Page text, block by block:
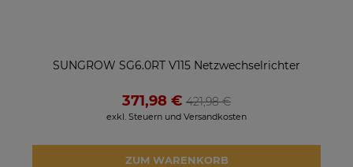
SUNGROW SG6.0RT V115 Netzwechselrichter
371,98 € 421,98 €
exkl. Steuern und Versandkosten
ZUM WARENKORB